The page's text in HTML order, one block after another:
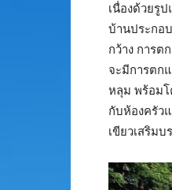
เนื่องด้วยรู
บ้านประกอ
กว้าง การต
จะมีการตก
หลุม พร้อมโ
กับห้องครัว
เขียวเสริม